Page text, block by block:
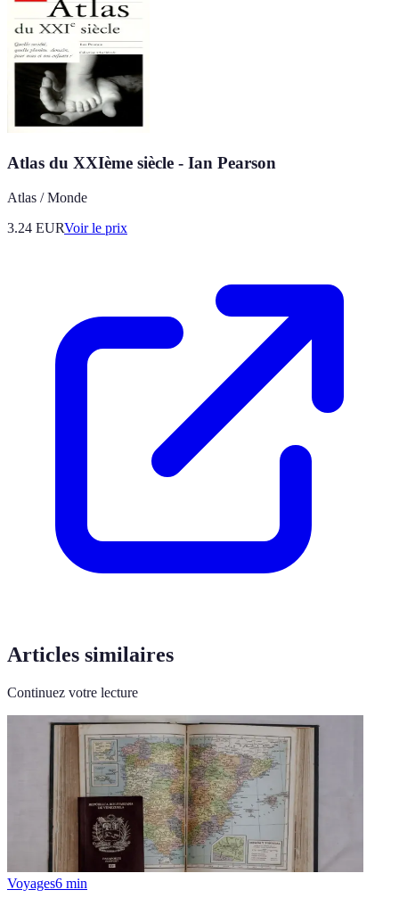
Atlas du XXIème siècle - Ian Pearson
Atlas / Monde
3.24 EURVoir le prix
Articles similaires
Continuez votre lecture
Voyages6 min